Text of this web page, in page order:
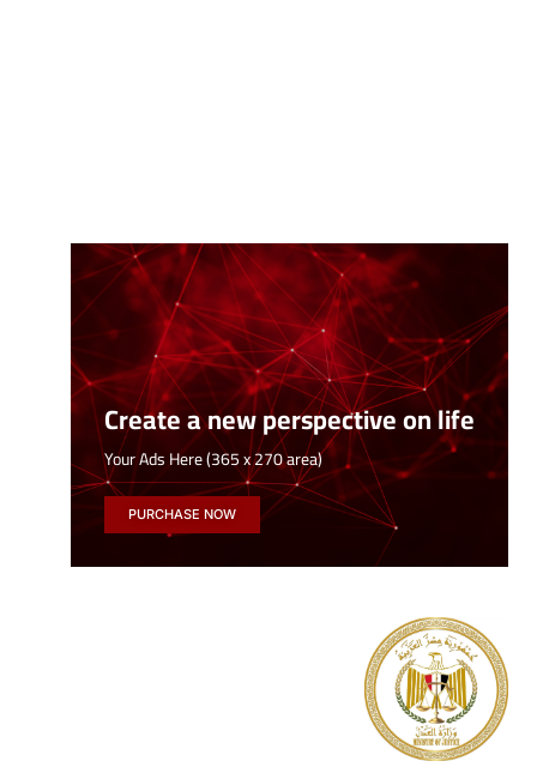
Create a new perspective on life
Your Ads Here (365 x 270 area)
PURCHASE NOW